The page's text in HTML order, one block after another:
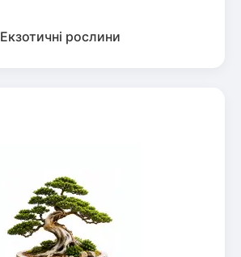
Екзотичні рослини